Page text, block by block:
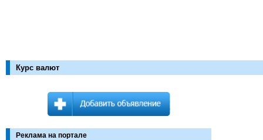
Курс валют
Реклама на портале